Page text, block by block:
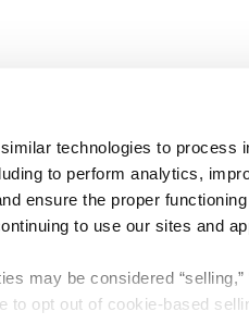
technologies to process
to perform analytics,
ensure the proper
to use our sites and
may be considered
to opt out of cookie-based